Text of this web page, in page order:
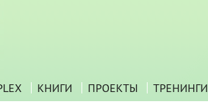
КНИГИ ПРОЕКТЫ ТРЕНИНГИ